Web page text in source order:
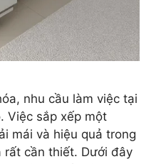
nhu cầu làm việc tại
Việc sắp xếp một
mái và hiệu quả trong
rất cần thiết. Dưới đây